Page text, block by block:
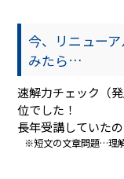
今、リニュー
みたら…
速解力チェック（
位でした！
長年受講していた
※短文の文章問題…理